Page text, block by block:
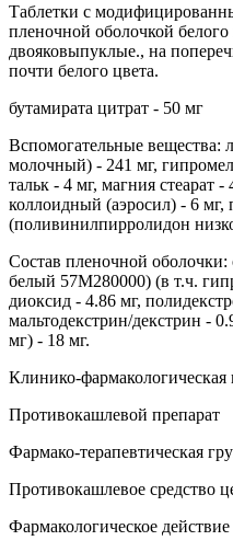
Таблетки с
пленочной оболочкой белого
двояковыпуклые., на
почти белого цвета.
бутамирата цитрат - 50 мг
Вспомогательные вещества:
молочный) - 241 мг,
тальк - 4 мг, магния стеарат
коллоидный (аэросил) - 6
(поливинилпирролидон
Состав пленочной
белый 57М280000) (в т.ч.
диоксид - 4.86 мг,
мальтодекстрин/декстрин -
мг) - 18 мг.
Клинико-фармакологическая
Противокашлевой препарат
Фармако-терапевтическая
Противокашлевое средство
Фармакологическое действие